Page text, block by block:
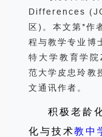
Differences
区)。本文第*作
程与教学专业博
特大学教育学
范大学皮忠玲教
文通讯作者。
积极老龄
化与技术教中